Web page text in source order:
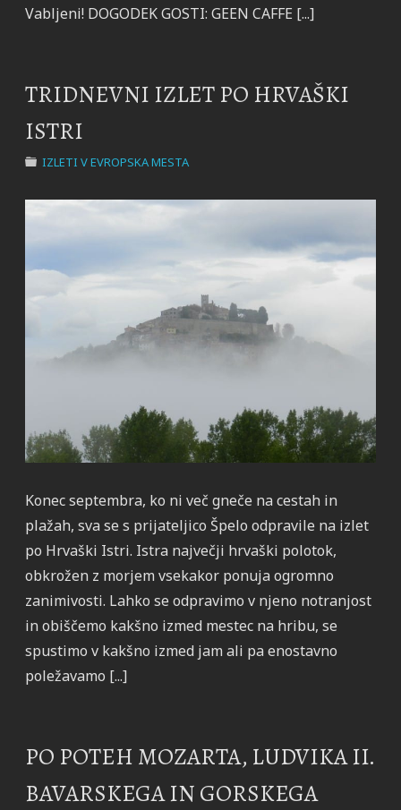
Vabljeni! DOGODEK GOSTI: GEEN CAFFE [...]
TRIDNEVNI IZLET PO HRVAŠKI
ISTRI
IZLETI V EVROPSKA MESTA
Konec septembra, ko ni več gneče na cestah in
plažah, sva se s prijateljico Špelo odpravile na izlet
po Hrvaški Istri. Istra največji hrvaški polotok,
obkrožen z morjem vsekakor ponuja ogromno
zanimivosti. Lahko se odpravimo v njeno notranjost
in obiščemo kakšno izmed mestec na hribu, se
spustimo v kakšno izmed jam ali pa enostavno
poležavamo [...]
PO POTEH MOZARTA, LUDVIKA II.
BAVARSKEGA IN GORSKEGA